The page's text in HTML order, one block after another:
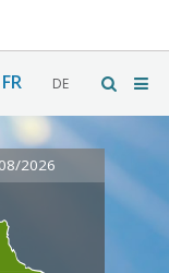
FR DE
2026